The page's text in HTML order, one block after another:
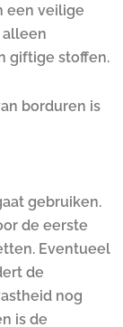
een veilige
giftige stoffen.
borduren is
gebruiken.
de eerste
Eventueel
de
nog
is de